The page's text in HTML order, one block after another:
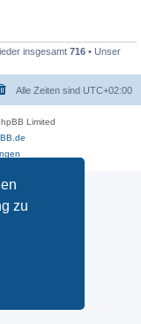
zu
insgesamt 716 • Unser
Alle Zeiten sind UTC+02:00
Limited